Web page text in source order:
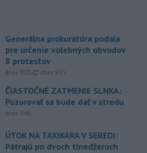
Generálna prokuratúra podala
pre určenie volebných obvodov
8 protestov
dnes 9:03, aktualizované
dnes 9:55
ČIASTOČNÉ ZATMENIE SLNKA:
Pozorovať sa bude dať v stredu
dnes 9:40
ÚTOK NA TAXIKÁRA V SEREDI:
Pátrajú po dvoch tínedžeroch